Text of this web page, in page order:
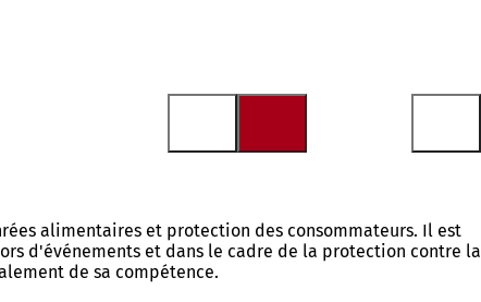
alimentaires et protection des consommateurs. Il est
d'événements et dans le cadre de la protection contre la
de sa compétence.